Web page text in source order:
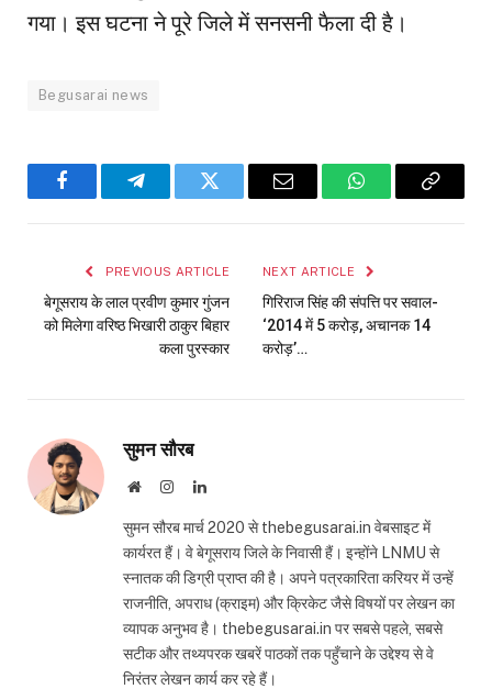
गया। इस घटना ने पूरे जिले में सनसनी फैला दी है।
Begusarai news
FacebookTelegramTwitter Email WhatsAppCopy
PREVIOUS ARTICLE
बेगूसराय के लाल प्रवीण कुमार गुंजन
को मिलेगा वरिष्ठ भिखारी ठाकुर बिहार
कला पुरस्कार
NEXT ARTICLE
गिरिराज सिंह की संपत्ति पर सवाल-
‘2014 में 5 करोड़, अचानक 14
करोड़’…
सुमन सौरब
WebsiteInstagramLinkedIn
सुमन सौरब मार्च 2020 से thebegusarai.in वेबसाइट में
कार्यरत हैं। वे बेगूसराय जिले के निवासी हैं। इन्होंने LNMU से
स्नातक की डिग्री प्राप्त की है। अपने पत्रकारिता करियर में उन्हें
राजनीति, अपराध (क्राइम) और क्रिकेट जैसे विषयों पर लेखन का
व्यापक अनुभव है। thebegusarai.in पर सबसे पहले, सबसे
सटीक और तथ्यपरक खबरें पाठकों तक पहुँचाने के उद्देश्य से वे
निरंतर लेखन कार्य कर रहे हैं।